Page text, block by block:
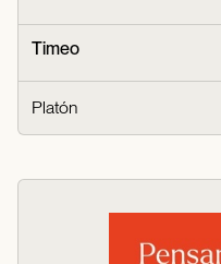
Timeo
Platón